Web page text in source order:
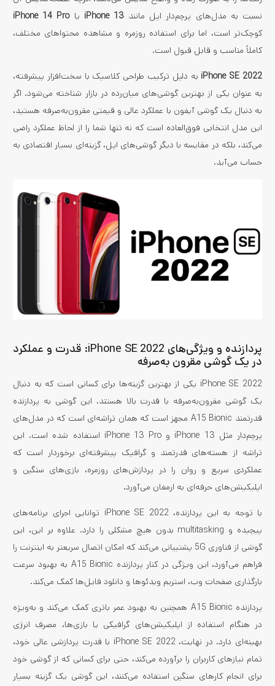
نسبت به مدل‌های پرچم‌دار اپل مانندiPhone 13 یاiPhone 14 Pro
کوچک‌تر است، اما برای استفاده روزمره و مشاهده محتواهای مختلف،
کاملاً مناسب و قابل قبول است.
iPhone SE 2022 به دلیل ترکیب طراحی کلاسیک با سخت‌افزار پیشرفته،
به عنوان یکی از بهترین گوشی‌های میان‌رده در بازار شناخته می‌شود. اگر
به دنبال یک گوشی آیفون با عملکرد عالی و قیمتی مقرون‌به‌صرفه هستید،
این مدل انتخابی فوق‌العاده است که نه تنها شما را از لحاظ عملکرد راضی
می‌کند، بلکه در مقایسه با دیگر گوشی‌های اپل، گزینه‌ای بسیار اقتصادی به
حساب می‌آید.
پردازنده و ویژگی‌های iPhone SE 2022: قدرت و عملکرد
در یک گوشی مقرون‌ به‌صرفه
iPhone SE 2022 یکی از بهترین گزینه‌ها برای کسانی است که به دنبال
یک گوشی مقرون‌به‌صرفه با قدرت بالا هستند. این گوشی به پردازنده
قدرتمند A15 Bionic مجهز است که همان تراشه‌ای است که در مدل‌های
پرچم‌دار مثل iPhone 13 و iPhone 13 Pro استفاده شده است. این
تراشه از هسته‌های قدرتمند و گرافیک پیشرفته‌ای برخوردار است که
عملکردی سریع و روان را در پردازش‌های روزمره، بازی‌های سنگین و
اپلیکیشن‌های حرفه‌ای به ارمغان می‌آورد.
با توجه به این پردازنده، iPhone SE 2022 توانایی اجرای برنامه‌های
پیچیده و multitasking بدون هیچ مشکلی را دارد. علاوه بر این، این
گوشی از فناوری 5G پشتیبانی می‌کند که امکان اتصال سریعتر به اینترنت را
فراهم می‌آورد، این ویژگی در کنار پردازنده A15 Bionic به بهبود سرعت
بارگذاری صفحات وب، استریم ویدئوها و دانلود فایل‌ها کمک می‌کند.
پردازنده A15 Bionic همچنین به بهبود عمر باتری کمک می‌کند و به‌ویژه
در هنگام استفاده از اپلیکیشن‌های گرافیکی یا بازی‌ها، مصرف انرژی
بهینه‌ای دارد. در نهایت، iPhone SE 2022 با قدرت پردازشی عالی خود،
تمام نیازهای کاربران را برآورده می‌کند، حتی برای کسانی که از گوشی خود
برای انجام کارهای سنگین استفاده می‌کنند، این گوشی یک گزینه بسیار